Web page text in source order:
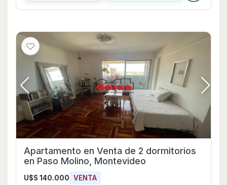
Apartamento en Venta de 2 dormitorios
en Paso Molino, Montevideo
U$S 140.000 VENTA